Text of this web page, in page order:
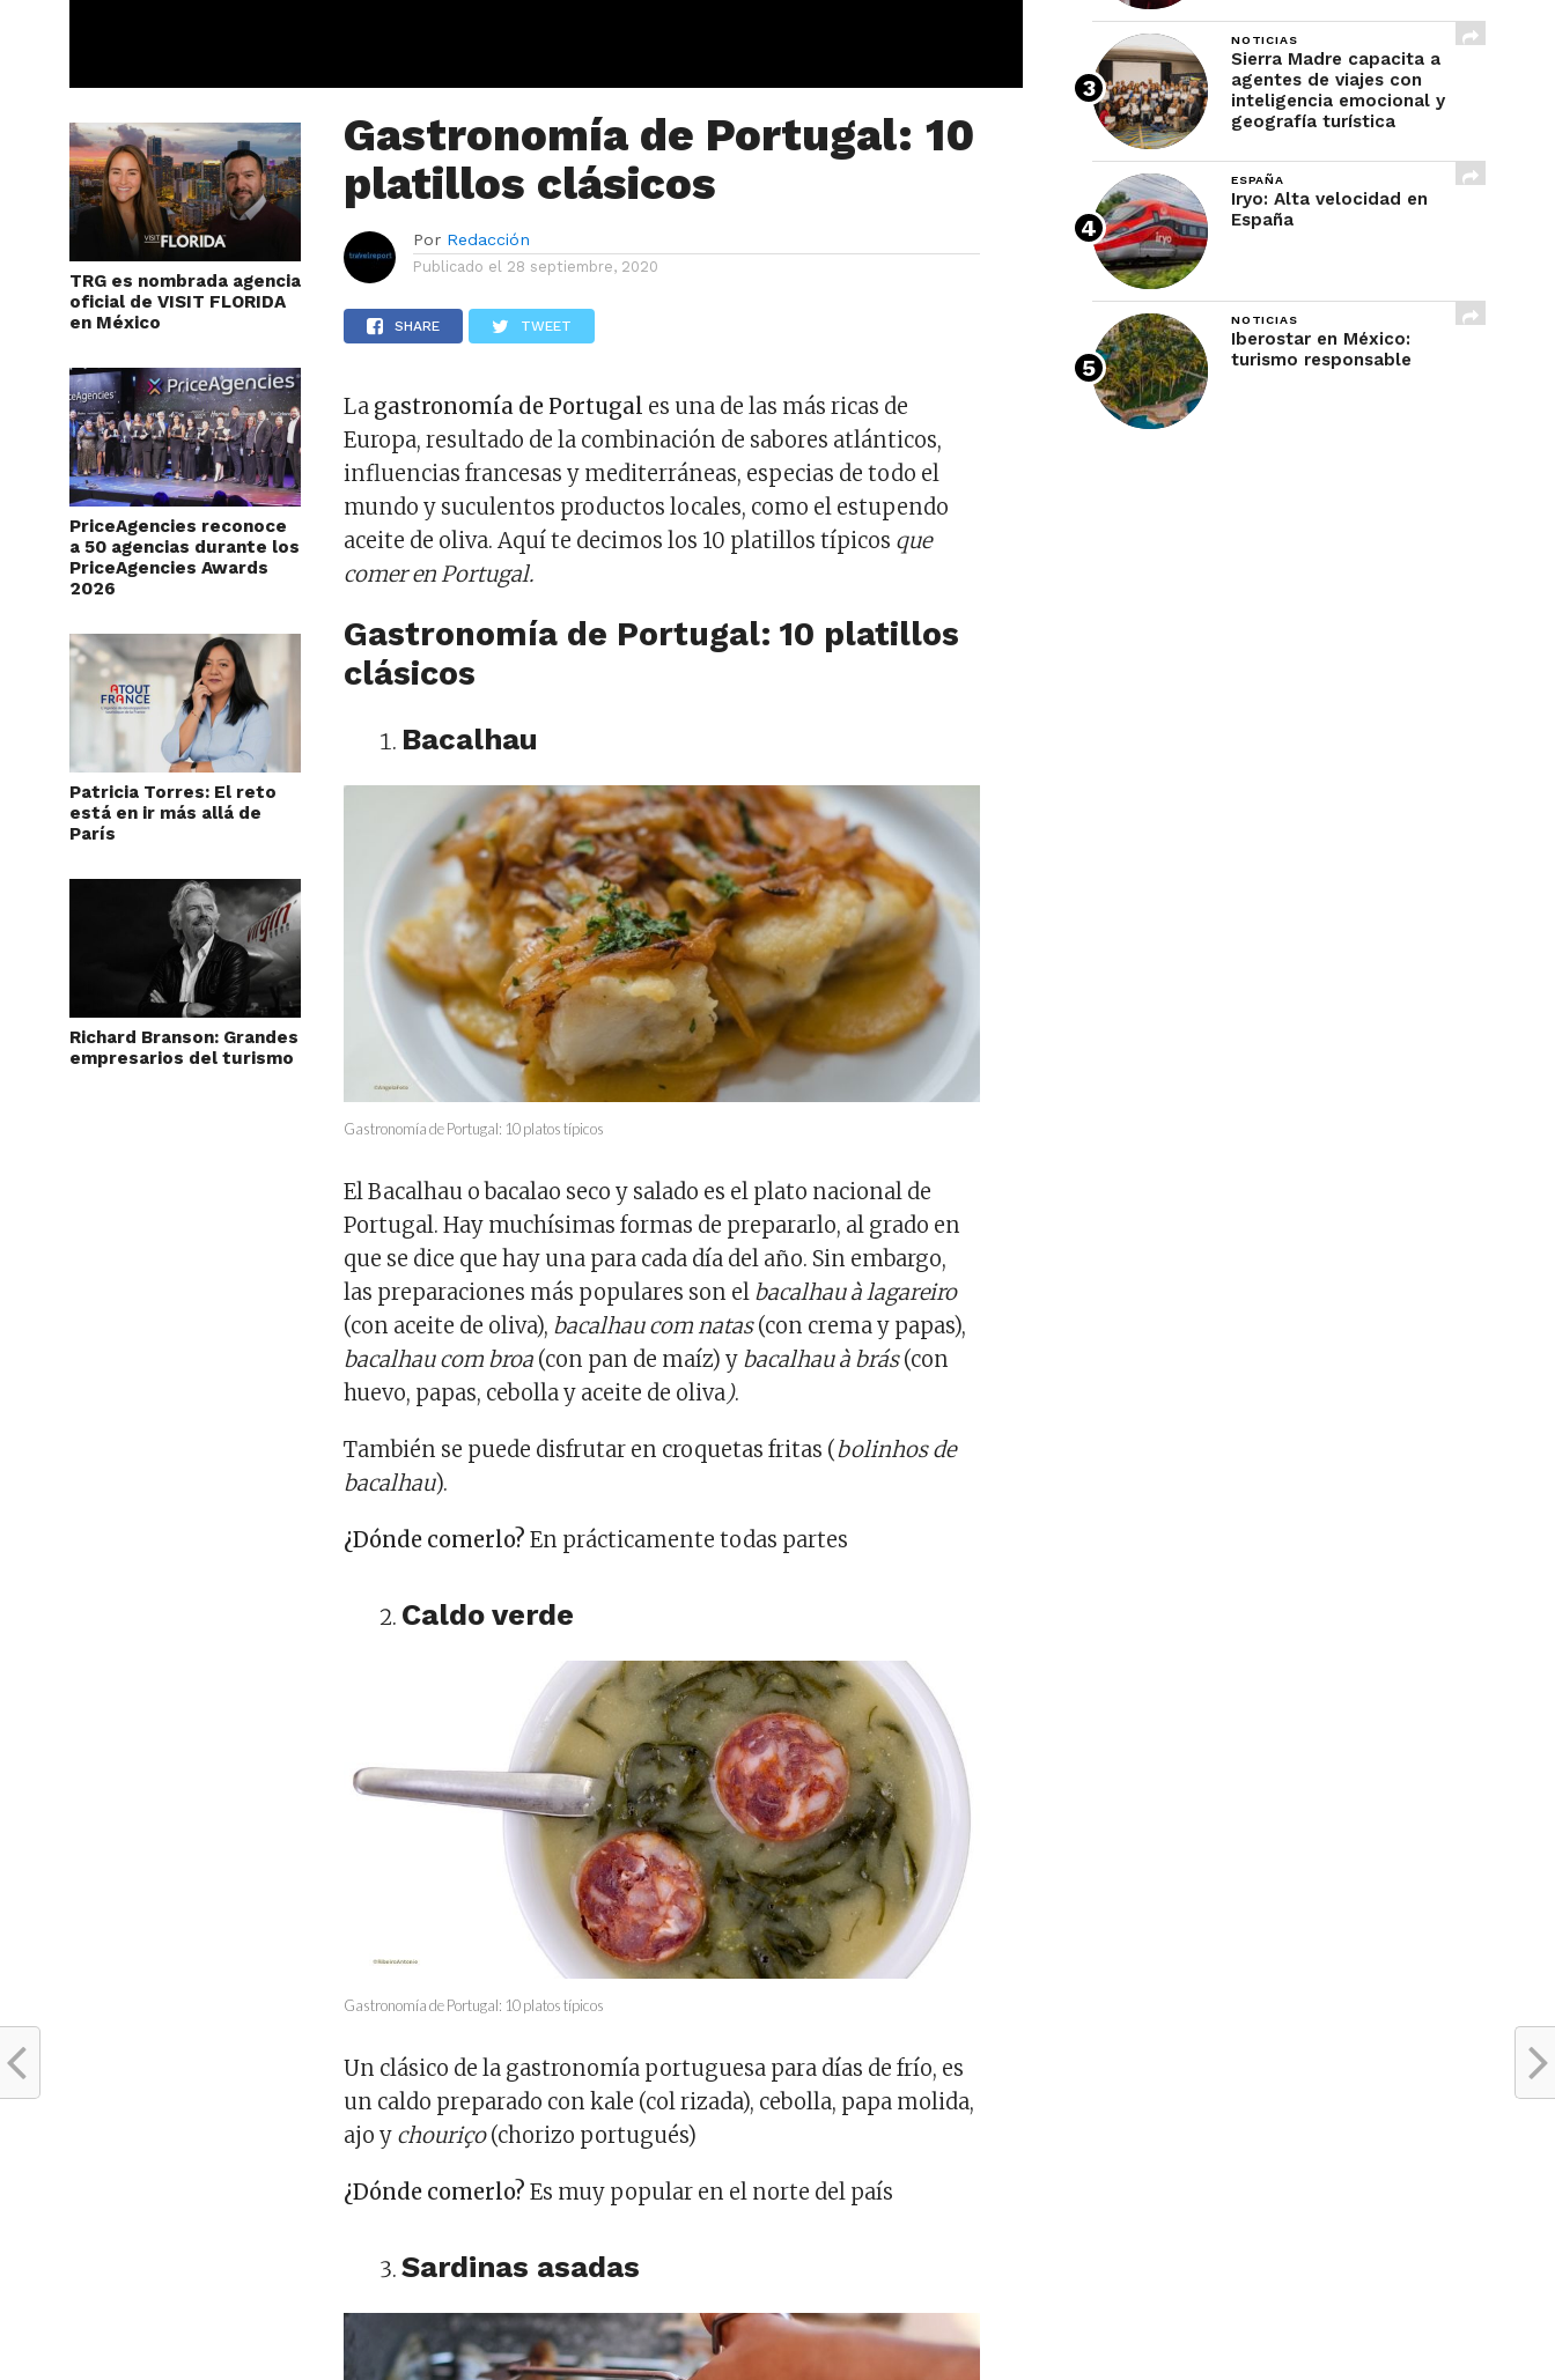
TRG es nombrada agencia
oficial de VISIT FLORIDA
en México
PriceAgencies reconoce
a 50 agencias durante los
PriceAgencies Awards
2026
Patricia Torres: El reto
está en ir más allá de
París
Richard Branson: Grandes
empresarios del turismo
Gastronomía de Portugal: 10
platillos clásicos
Por Redacción
Publicado el 28 septiembre, 2020
SHARE TWEET
La gastronomía de Portugal es una de las más ricas de
Europa, resultado de la combinación de sabores atlánticos,
influencias francesas y mediterráneas, especias de todo el
mundo y suculentos productos locales, como el estupendo
aceite de oliva. Aquí te decimos los 10 platillos típicos que
comer en Portugal.
Gastronomía de Portugal: 10 platillos
clásicos
Bacalhau
Gastronomía de Portugal: 10 platos típicos
El Bacalhau o bacalao seco y salado es el plato nacional de
Portugal. Hay muchísimas formas de prepararlo, al grado en
que se dice que hay una para cada día del año. Sin embargo,
las preparaciones más populares son el bacalhau à lagareiro
(con aceite de oliva), bacalhau com natas(con crema y papas),
bacalhau com broa (con pan de maíz) y bacalhau à brás(con
huevo, papas, cebolla y aceite de oliva).
También se puede disfrutar en croquetas fritas (bolinhos de
bacalhau).
¿Dónde comerlo?En prácticamente todas partes
Caldo verde
Gastronomía de Portugal: 10 platos típicos
Un clásico de la gastronomía portuguesa para días de frío, es
un caldo preparado con kale (col rizada), cebolla, papa molida,
ajo y chouriço(chorizo portugués)
¿Dónde comerlo?Es muy popular en el norte del país
Sardinas asadas
NOTICIAS
Sierra Madre capacita a
agentes de viajes con
inteligencia emocional y
geografía turística
ESPAÑA
Iryo: Alta velocidad en
España
NOTICIAS
Iberostar en México:
turismo responsable